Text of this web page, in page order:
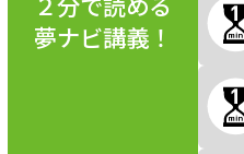
夢ナビ講義！